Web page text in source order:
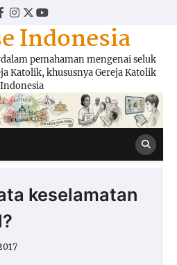
Facebook
Instagram
Twitter
YouTube
Indonesia
pemahaman mengenai seluk
Katolik, khususnya Gereja Katolik
Indonesia
keselamatan